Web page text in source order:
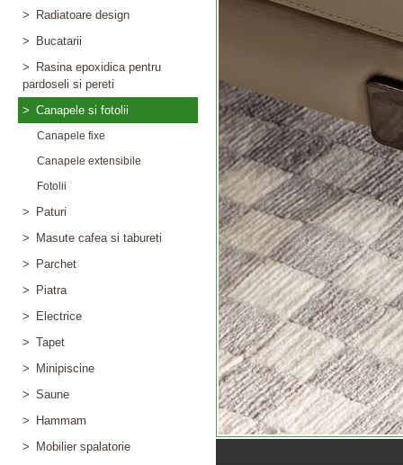
>
Radiatoare design
>
Bucatarii
>
Rasina epoxidica pentru
pardoseli si pereti
> Canapele si fotolii
Canapele fixe
Canapele extensibile
Fotolii
>
Paturi
>
Masute cafea si tabureti
>
Parchet
>
Piatra
>
Electrice
> Tapet
>
Minipiscine
> Saune
>
Hammam
>
Mobilier spalatorie